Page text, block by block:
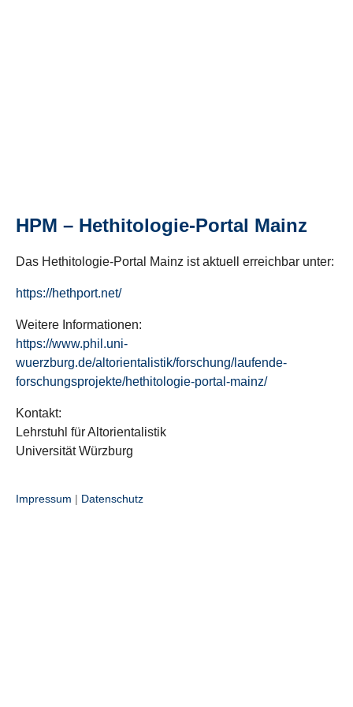
HPM – Hethitologie-Portal Mainz
Das Hethitologie-Portal Mainz ist aktuell erreichbar unter:
https://hethport.net/
Weitere Informationen:
https://www.phil.uni-
wuerzburg.de/altorientalistik/forschung/laufende-
forschungsprojekte/hethitologie-portal-mainz/
Kontakt:
Lehrstuhl für Altorientalistik
Universität Würzburg
Impressum | Datenschutz